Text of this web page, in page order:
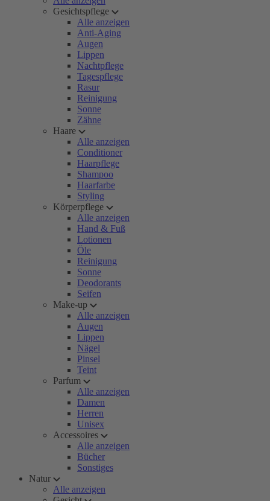
Gesichtspflege
Alle anzeigen
Anti-Aging
Augen
Lippen
Nachtpflege
Tagespflege
Rasur
Reinigung
Sonne
Zähne
Haare
Alle anzeigen
Conditioner
Haarpflege
Shampoo
Haarfarbe
Styling
Körperpflege
Alle anzeigen
Hand & Fuß
Lotionen
Öle
Reinigung
Sonne
Deodorants
Seifen
Make-up
Alle anzeigen
Augen
Lippen
Nägel
Pinsel
Teint
Parfum
Alle anzeigen
Damen
Herren
Unisex
Accessoires
Alle anzeigen
Bücher
Sonstiges
Natur
Alle anzeigen